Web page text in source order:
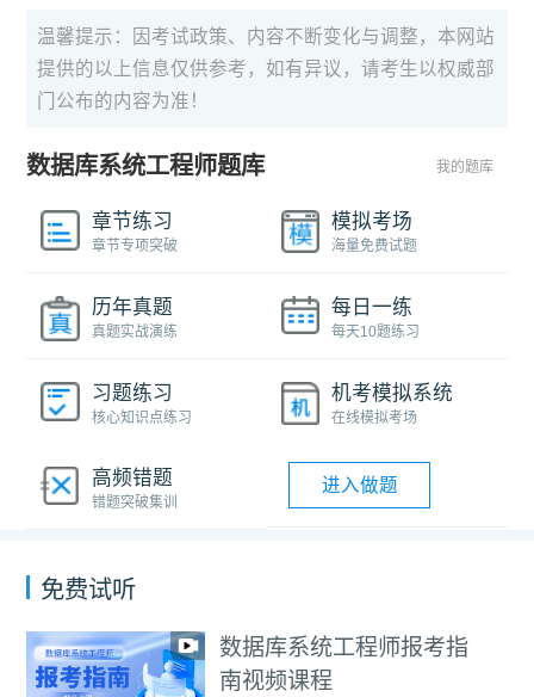
温馨提示：因考试政策、内容不断变化与调整，本网站
提供的以上信息仅供参考，如有异议，请考生以权威部
门公布的内容为准！
数据库系统工程师题库 我的题库
章节练习
章节专项突破
模拟考场
海量免费试题
历年真题
真题实战演练
每日一练
每天10题练习
习题练习
核心知识点练习
机考模拟系统
在线模拟考场
高频错题
错题突破集训
进入做题
免费试听
数据库系统工程师报考指
南视频课程